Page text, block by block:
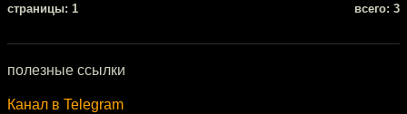
cтраницы: 1 всего: 3
полезные ссылки
Канал в Telegram